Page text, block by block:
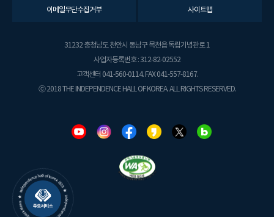
이메일무단수집거부 사이트맵
31232 충청남도 천안시 동남구 목천읍 독립기념관로 1
사업자등록번호 : 312-82-02552
고객센터 041-560-0114. FAX 041-557-8167.
ⓒ 2018 THE INDEPENDENCE HALL OF KOREA. ALL RIGHTS RESERVED.